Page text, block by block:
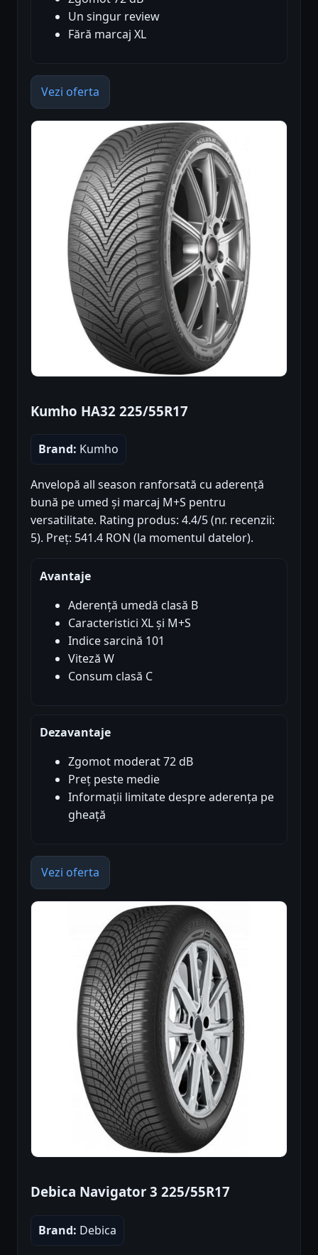
Un singur review
Fără marcaj XL
Vezi oferta
Kumho HA32 225/55R17
Brand: Kumho
Anvelopă all season ranforsată cu aderență
bună pe umed și marcaj M+S pentru
versatilitate. Rating produs: 4.4/5 (nr. recenzii:
5). Preț: 541.4 RON (la momentul datelor).
Avantaje
Aderență umedă clasă B
Caracteristici XL și M+S
Indice sarcină 101
Viteză W
Consum clasă C
Dezavantaje
Zgomot moderat 72 dB
Preț peste medie
Informații limitate despre aderența pe
gheață
Vezi oferta
Debica Navigator 3 225/55R17
Brand: Debica